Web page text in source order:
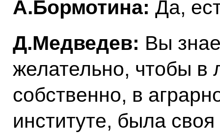
А.Бормотина: Да,
Д.Медведев: Вы
желательно, чтобы в
собственно, в
институте, была